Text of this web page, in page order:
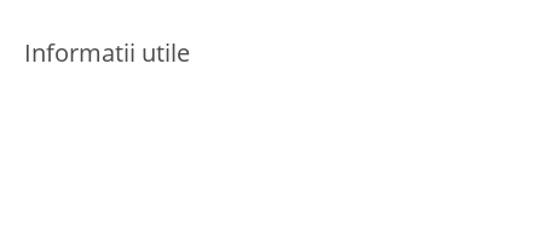
Informatii utile